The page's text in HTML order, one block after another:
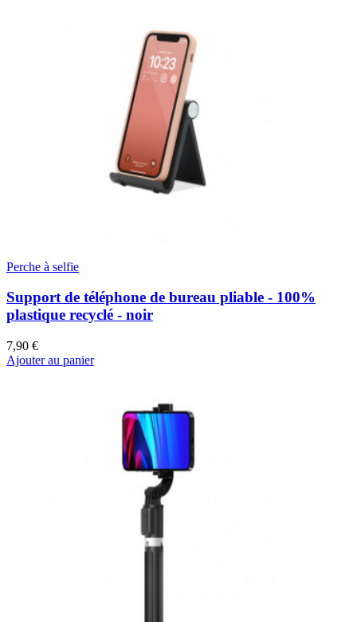
Perche à selfie
Support de téléphone de bureau pliable - 100%
plastique recyclé - noir
7,90 €
Ajouter au panier